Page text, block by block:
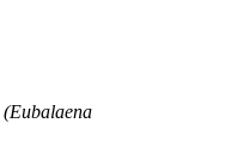
(Eubalaena